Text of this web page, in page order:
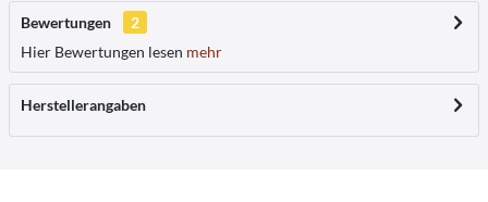
Bewertungen
2
Hier Bewertungen lesen mehr
Herstellerangaben